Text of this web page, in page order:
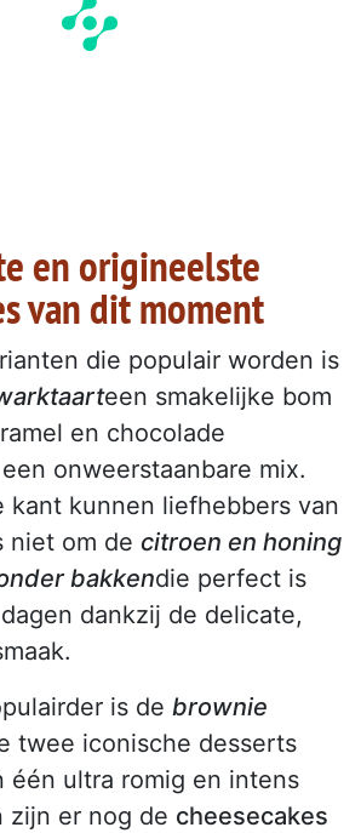
en origineelste
van dit moment
die populair worden is
een smakelijke bom
en chocolade
onweerstaanbare mix.
kant kunnen liefhebbers van
niet om de citroen en honing
bakkendie perfect is
dankzij de delicate,
is de brownie
twee iconische desserts
één ultra romig en intens
zijn er nog de cheesecakes